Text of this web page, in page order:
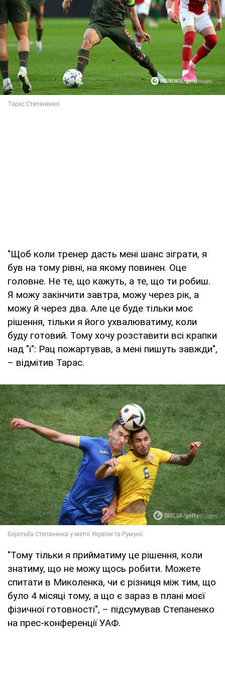
"Щоб коли тренер дасть мені шанс зіграти, я
був на тому рівні, на якому повинен. Оце
головне. Не те, що кажуть, а те, що ти робиш.
Я можу закінчити завтра, можу через рік, а
можу й через два. Але це буде тільки моє
рішення, тільки я його ухвалюватиму, коли
буду готовий. Тому хочу розставити всі крапки
над "і": Рац пожартував, а мені пишуть завжди",
– відмітив Тарас.
"Тому тільки я прийматиму це рішення, коли
знатиму, що не можу щось робити. Можете
спитати в Миколенка, чи є різниця між тим, що
було 4 місяці тому, а що є зараз в плані моєї
фізичної готовності", – підсумував Степаненко
на прес-конференції УАФ.